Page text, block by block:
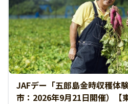
JAFデー「五郎島金時収穫体
市：2026年9月21日開催）【